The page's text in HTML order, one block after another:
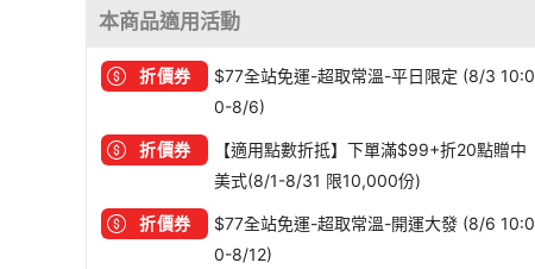
本商品適用活動
折價券
$77全站免運-超取常溫-平日限定 (8/3 10:0
0-8/6)
折價券
【適用點數折抵】下單滿$99+折20點贈中
美式(8/1-8/31 限10,000份)
折價券
$77全站免運-超取常溫-開運大發 (8/6 10:0
0-8/12)